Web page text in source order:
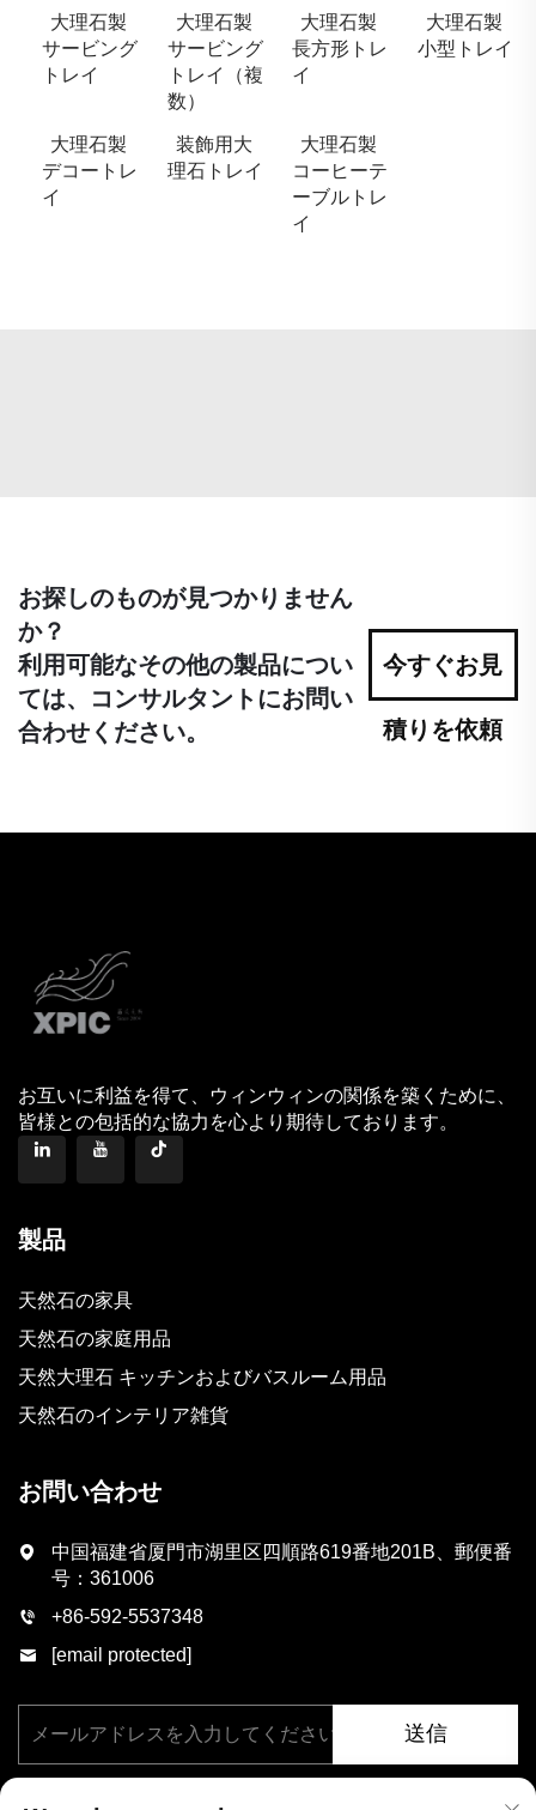
大理石製
サービング
トレイ
大理石製
サービング
トレイ（複
数）
大理石製
長方形トレ
イ
大理石製
小型トレイ
大理石製
デコートレ
イ
装飾用大
理石トレイ
大理石製
コーヒーテ
ーブルトレ
イ
お探しのものが見つかりません
か？
利用可能なその他の製品につい
ては、コンサルタントにお問い
合わせください。
今すぐお見
積りを依頼
お互いに利益を得て、ウィンウィンの関係を築くために、
皆様との包括的な協力を心より期待しております。
製品
天然石の家具
天然石の家庭用品
天然大理石 キッチンおよびバスルーム用品
天然石のインテリア雑貨
お問い合わせ
中国福建省厦門市湖里区四順路619番地201B、郵便番
号：361006
+86-592-5537348
[email protected]
送信